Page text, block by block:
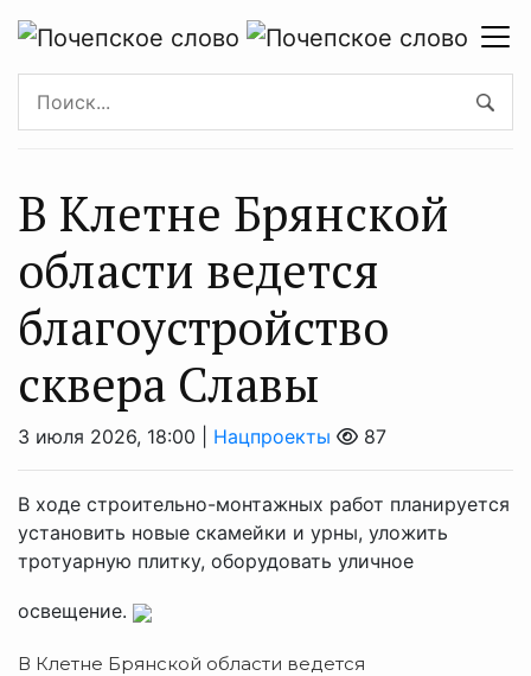
В Клетне Брянской
области ведется
благоустройство
сквера Славы
3 июля 2026, 18:00 | Нацпроекты 87
В ходе строительно-монтажных работ планируется
установить новые скамейки и урны, уложить
тротуарную плитку, оборудовать уличное
освещение.
В Клетне Брянской области ведется